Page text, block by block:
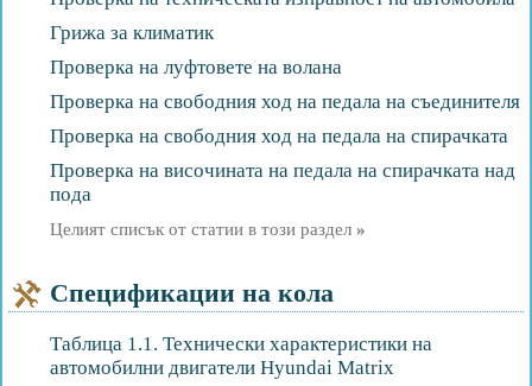
Грижа за климатик
Проверка на луфтовете на волана
Проверка на свободния ход на педала на съединителя
Проверка на свободния ход на педала на спирачката
Проверка на височината на педала на спирачката над
пода
Целият списък от статии в този раздел »
Спецификации на кола
Таблица 1.1. Технически характеристики на
автомобилни двигатели Hyundai Matrix